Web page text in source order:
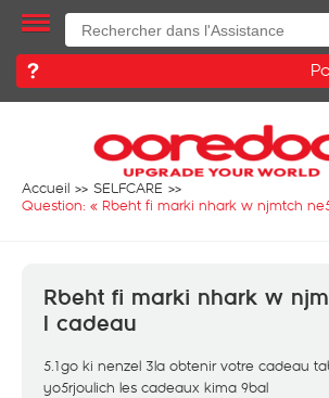
Accueil
SELFCARE
Question: « Rbeht fi marki nhark w njmtch
Rbeht fi marki nhark w
l cadeau
5.1go ki nenzel 3la obtenir votre cadeau
yo5rjoulich les cadeaux kima 9bal